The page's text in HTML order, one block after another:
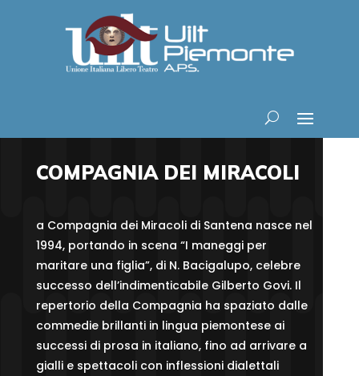
COMPAGNIA DEI MIRACOLI
a Compagnia dei Miracoli di Santena nasce nel
1994, portando in scena “I maneggi per
maritare una figlia”, di N. Bacigalupo, celebre
successo dell’indimenticabile Gilberto Govi. Il
repertorio della Compagnia ha spaziato dalle
commedie brillanti in lingua piemontese ai
successi di prosa in italiano, fino ad arrivare a
gialli e spettacoli con inflessioni dialettali